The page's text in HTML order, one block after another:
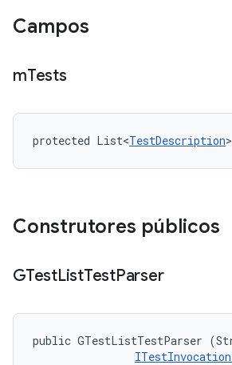
Campos
mTests
protected List<TestDescription
Construtores públicos
GTestListTestParser
public GTestListTestParser